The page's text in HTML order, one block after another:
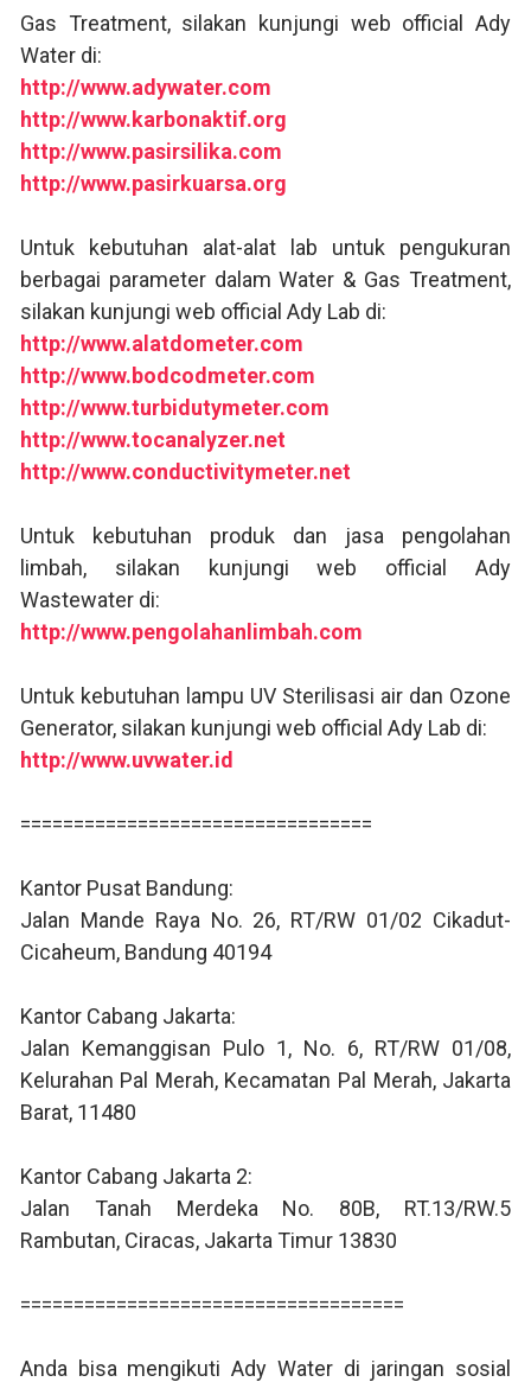
Gas Treatment, silakan kunjungi web official Ady
Water di:
http://www.adywater.com
http://www.karbonaktif.org
http://www.pasirsilika.com
http://www.pasirkuarsa.org
Untuk kebutuhan alat-alat lab untuk pengukuran
berbagai parameter dalam Water & Gas Treatment,
silakan kunjungi web official Ady Lab di:
http://www.alatdometer.com
http://www.bodcodmeter.com
http://www.turbidutymeter.com
http://www.tocanalyzer.net
http://www.conductivitymeter.net
Untuk kebutuhan produk dan jasa pengolahan
limbah, silakan kunjungi web official Ady
Wastewater di:
http://www.pengolahanlimbah.com
Untuk kebutuhan lampu UV Sterilisasi air dan Ozone
Generator, silakan kunjungi web official Ady Lab di:
http://www.uvwater.id
=================================
Kantor Pusat Bandung:
Jalan Mande Raya No. 26, RT/RW 01/02 Cikadut-
Cicaheum, Bandung 40194
Kantor Cabang Jakarta:
Jalan Kemanggisan Pulo 1, No. 6, RT/RW 01/08,
Kelurahan Pal Merah, Kecamatan Pal Merah, Jakarta
Barat, 11480
Kantor Cabang Jakarta 2:
Jalan Tanah Merdeka No. 80B, RT.13/RW.5
Rambutan, Ciracas, Jakarta Timur 13830
====================================
Anda bisa mengikuti Ady Water di jaringan sosial